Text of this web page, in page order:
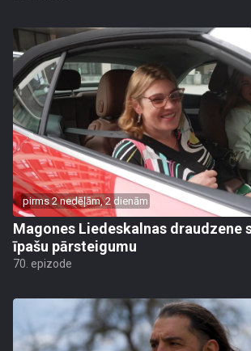
pirms 2 nedēļām, 2 dienām
Magones Liedeskalnas draudzene
īpašu pārsteigumu
70. epizode